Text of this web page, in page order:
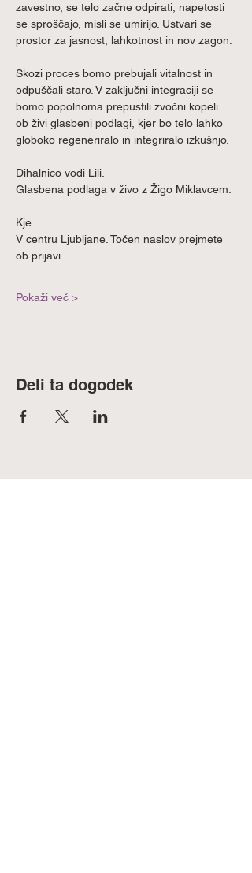
zavestno, se telo začne odpirati, napetosti
se sproščajo, misli se umirijo. Ustvari se
prostor za jasnost, lahkotnost in nov zagon.
Skozi proces bomo prebujali vitalnost in
odpuščali staro. V zaključni integraciji se
bomo popolnoma prepustili zvočni kopeli
ob živi glasbeni podlagi, kjer bo telo lahko
globoko regeneriralo in integriralo izkušnjo.
Dihalnico vodi Lili.
Glasbena podlaga v živo z Žigo Miklavcem.
Kje
V centru Ljubljane. Točen naslov prejmete
ob prijavi.
Pokaži več >
Deli ta dogodek